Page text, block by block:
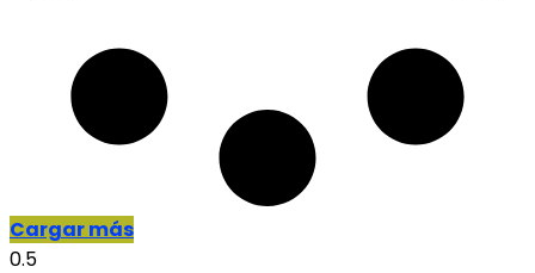
Cargar más